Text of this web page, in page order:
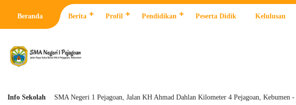
Beranda Berita Profil Pendidikan Peserta Didik Kelulusan
Info SekolahSMA Negeri 1 Pejagoan, Jalan KH Ahmad Dahlan Kilometer 4 Pejagoan, Kebumen - Kode